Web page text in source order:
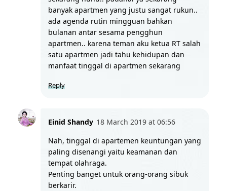
banyak apartmen yang justu sangat rukun..
ada agenda rutin mingguan bahkan
bulanan antar sesama pengghun
apartmen.. karena teman aku ketua RT salah
satu apartmen jadi tahu kehidupan dan
manfaat tinggal di apartmen sekarang
Reply
Einid Shandy 18 March 2019 at 06:56
Nah, tinggal di apartemen keuntungan yang
paling disenangi yaitu keamanan dan
tempat olahraga.
Penting banget untuk orang-orang sibuk
berkarir.